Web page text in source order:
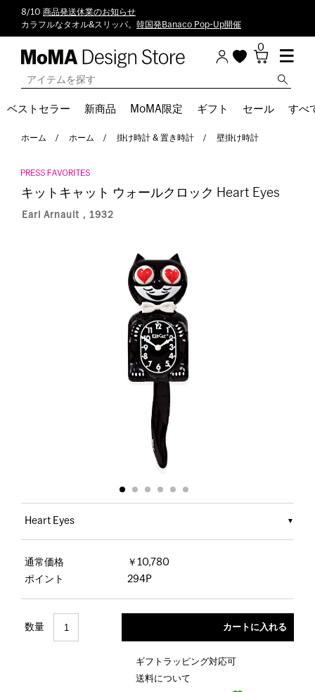
8/10 商品発送休業のお知らせ
カラフルなタオル&スリッパ。 韓国発Banaco Pop-Up開催
0
ベストセラー 新商品 MoMA限定 ギフト セール すべ
ホーム ホーム 掛け時計 & 置き時計 壁掛け時計
キットキャット ウォールクロック Heart Eyes
Earl Arnault，1932
Heart Eyes
通常価格
￥10,780
ポイント
294P
数量
ギフトラッピング対応可
送料について